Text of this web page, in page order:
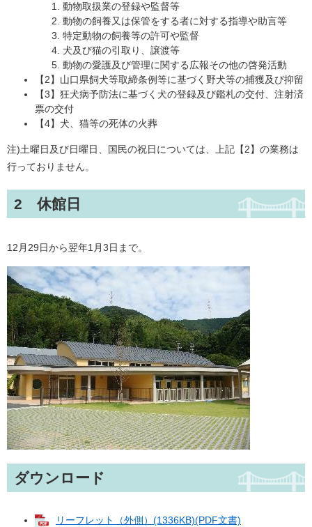
動物取扱業の登録や監督等
動物の飼養又は保管をする者に対する指導や助言等
特定動物の飼養等の許可や監督
犬及び猫の引取り、譲渡等
動物の愛護及び管理に関する広報その他の啓発活動
【2】山口県飼犬等取締条例等に基づく野犬等の捕獲及び抑留
【3】狂犬病予防法に基づく犬の登録及び鑑札の交付、注射済
票の交付
【4】犬、猫等の死体の火葬
注)土曜日及び日曜日、国民の祝日については、上記【2】の業務は
行っておりません。
2 休館日
12月29日から翌年1月3日まで。
ダウンロード
リーフレット（外側）(1336KB)(PDF文書)